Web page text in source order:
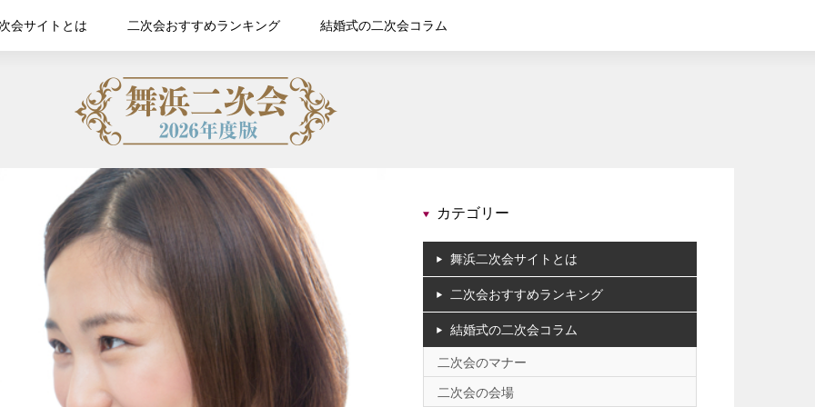
会サイトとは 二次会おすすめランキング 結婚式の二次会コラム
カテゴリー
舞浜二次会サイトとは
二次会おすすめランキング
結婚式の二次会コラム
二次会のマナー
二次会の会場